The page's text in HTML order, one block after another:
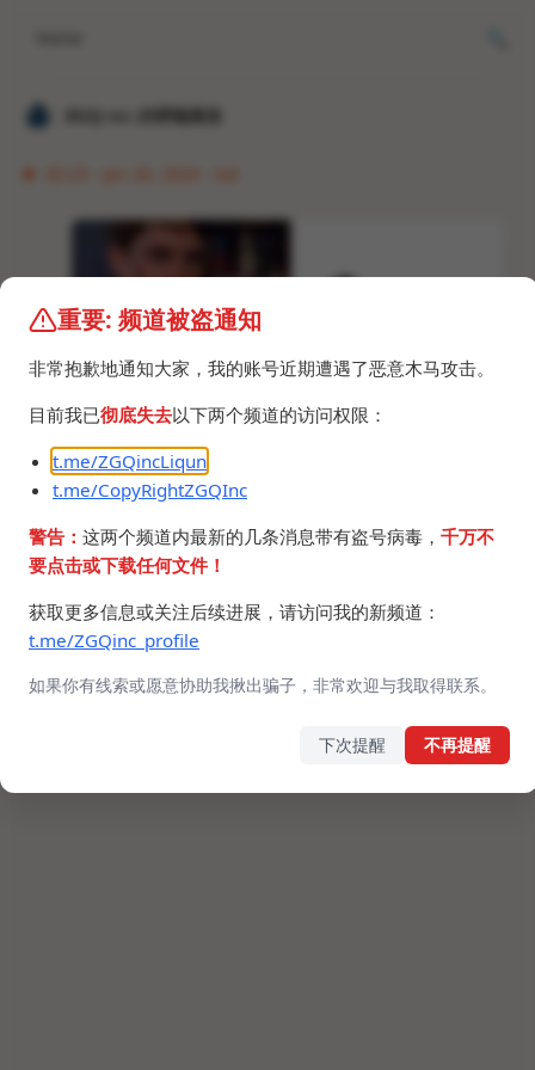
𝐙𝐆𝐐 ɪɴᴄ.的唠嗑频道
自制meme。
福瑞控早上起来判断自己没睡醒的方法。
重要: 频道被盗通知
非常抱歉地通知大家，我的账号近期遭遇了恶意木马攻击。
目前我已彻底失去以下两个频道的访问权限：
t.me/ZGQincLiqun
t.me/CopyRightZGQInc
警告： 这两个频道内最新的几条消息带有盗号病毒， 千万不
要点击或下载任何文件！
获取更多信息或关注后续进展，请访问我的新频道：
t.me/ZGQinc_profile
如果你有线索或愿意协助我揪出骗子，非常欢迎与我取得联系。
下次提醒 不再提醒